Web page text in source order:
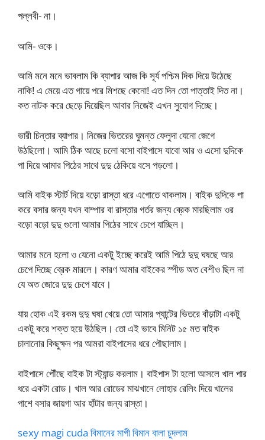
পল্লবী- না।
আমি- ওকে।
আমি মনে মনে ভাবলাম কি ব্যাপার আজ কি সূর্য পশ্চিম দিক দিয়ে উঠেছে
নাকি! এ মেয়ে এত গায়ে পরে মিশছে কেনো! এত দিন তো পাত্তাই দিত না।
কত নাটক করে ছেড়ে দিয়েছিল আবার নিজেই এখন সুযোগ দিচ্ছে।
ভারী চিন্তার ব্যাপার। নিজের ভিতরের ঘুমন্ত ফেলুদা যেনো জেগে
উঠছিলো। আমি ঠিক আছে চলো বসো বাইপাসে যাবো আর ও এসো দুদিকে
পা দিয়ে আমার পিঠের সাথে দুদু ঠেকিয়ে বসে পড়লো।
আমি বাইক স্টার্ট দিয়ে বড়ো রাস্তা ধরে এগোতে থাকলাম। বাইক দুদিকে পা
করে বসার জন্য যখন বাম্পার বা রাস্তার গর্তর জন্য ব্রেক মারছিলাম ওর
বড়ো বড়ো দুদু গুলো আমার পিঠের সাথে চেপে যাচ্ছিল।
আমার মনে হলো ও যেনো একটু ইচ্ছে করেই আমি পিঠে দুদু ঘষছে আর
চেপে দিচ্ছে ব্রেক মারলে। কারণ আমার বাইকের স্পীড অত বেশীও ছিল না
যে অত জোরে দুদু চেপে যাবে।
যায় হোক এই রকম দুদু ঘষা খেয়ে তো আমার প্যান্টের ভিতরে বাঁড়াটা একটু
একটু করে শক্ত হয়ে উঠছিল। তো এই ভাবে মিনিট ১৫ মত বাইক
চালানোর কিছুক্ষন পর আমরা বাইপাসের ধরে পৌছালাম।
বাইপাসে পৌঁছে বাইক টা স্ট্যান্ড করলাম। বাইপাস টা হলো আসলে খাল পার
ধরে একটা রোড। খাল আর রোডের মাঝখানে লোহার রেলিং দিয়ে খালের
পাশে বসার জায়গা আর হাঁটার জন্য রাস্তা।
sexy magi cuda বিমানের মাগী বিমান বালা চুদলাম